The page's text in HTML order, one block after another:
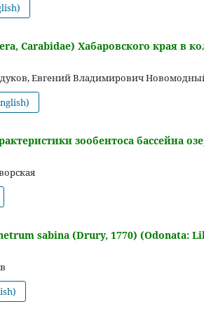
Carabidae) Хабаровского края в
Евгений Владимирович
зообентоса бассейна
sabina (Drury, 1770) (Odonata: